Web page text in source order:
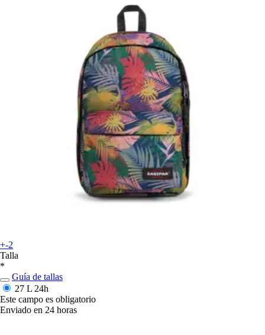
+-2
Talla
*
Guía de tallas
27 L 24h
Este campo es obligatorio
Enviado en 24 horas